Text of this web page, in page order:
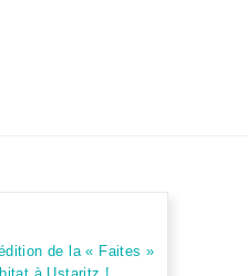
de la « Faites »